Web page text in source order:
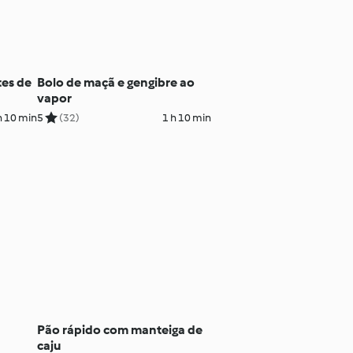
de
10 min
Bolo de maçã e gengibre ao
vapor
5 (32) 1 h 10 min
Pão rápido com manteiga de
caju